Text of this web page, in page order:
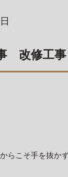
改修工
らこそ手を抜か